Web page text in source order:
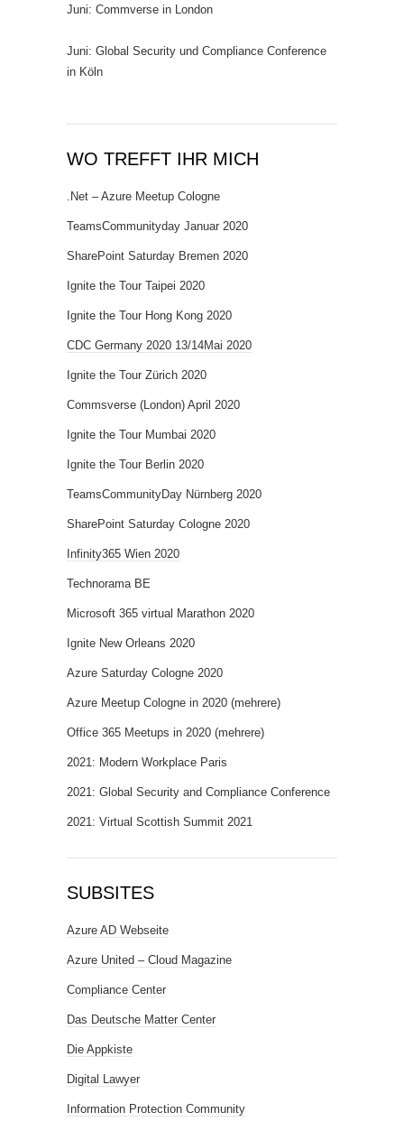
Juni: Commverse in London
Juni: Global Security und Compliance Conference
in Köln
WO TREFFT IHR MICH
.Net – Azure Meetup Cologne
TeamsCommunityday Januar 2020
SharePoint Saturday Bremen 2020
Ignite the Tour Taipei 2020
Ignite the Tour Hong Kong 2020
CDC Germany 2020 13/14Mai 2020
Ignite the Tour Zürich 2020
Commsverse (London) April 2020
Ignite the Tour Mumbai 2020
Ignite the Tour Berlin 2020
TeamsCommunityDay Nürnberg 2020
SharePoint Saturday Cologne 2020
Infinity365 Wien 2020
Technorama BE
Microsoft 365 virtual Marathon 2020
Ignite New Orleans 2020
Azure Saturday Cologne 2020
Azure Meetup Cologne in 2020 (mehrere)
Office 365 Meetups in 2020 (mehrere)
2021: Modern Workplace Paris
2021: Global Security and Compliance Conference
2021: Virtual Scottish Summit 2021
SUBSITES
Azure AD Webseite
Azure United – Cloud Magazine
Compliance Center
Das Deutsche Matter Center
Die Appkiste
Digital Lawyer
Information Protection Community